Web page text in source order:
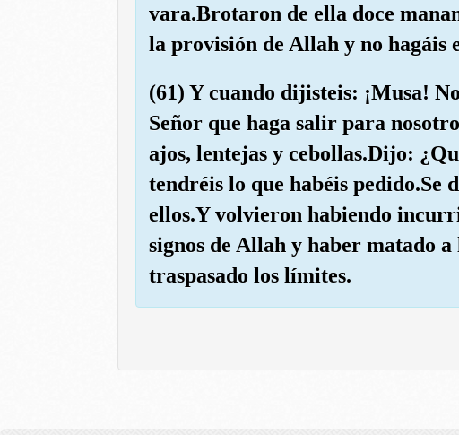
vara.Brotaron de ella doce
la provisión de Allah y no
(61) Y cuando dijisteis: ¡Musa!
Señor que haga salir para
ajos, lentejas y cebollas.Dijo:
tendréis lo que habéis pedido.Se
ellos.Y volvieron habiendo
signos de Allah y haber matado
traspasado los límites.